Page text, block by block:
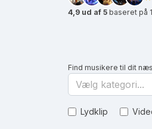
4,9 ud af 5 baseret på
Find musikere til dit
Vælg kategori...
Lydklip